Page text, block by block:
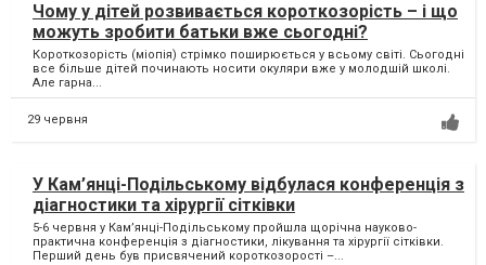
Чому у дітей розвивається короткозорість – і що
можуть зробити батьки вже сьогодні?
Короткозорість (міопія) стрімко поширюється у всьому світі. Сьогодні
все більше дітей починають носити окуляри вже у молодшій школі.
Але гарна...
29 червня
У Кам’янці-Подільському відбулася конференція з
діагностики та хірургії сітківки
5-6 червня у Кам’янці-Подільському пройшла щорічна науково-
практична конференція з діагностики, лікування та хірургії сітківки.
Перший день був присвячений короткозорості –...